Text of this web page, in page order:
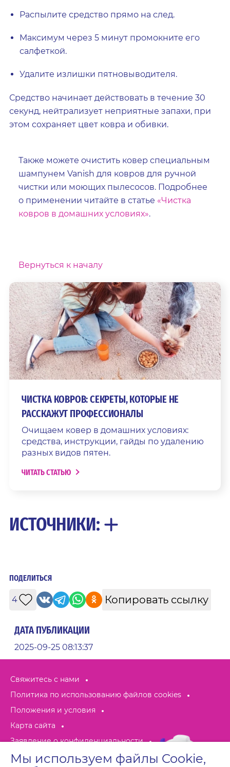
Распылите средство прямо на след.
Максимум через 5 минут промокните его
салфеткой.
Удалите излишки пятновыводителя.
Средство начинает действовать в течение 30
секунд, нейтрализует неприятные запахи, при
этом сохраняет цвет ковра и обивки.
Также можете очистить ковер специальным
шампунем Vanish для ковров для ручной
чистки или моющих пылесосов. Подробнее
о применении читайте в статье «Чистка
ковров в домашних условиях».
Вернуться к началу
ЧИСТКА КОВРОВ: СЕКРЕТЫ, КОТОРЫЕ НЕ
РАССКАЖУТ ПРОФЕССИОНАЛЫ
Очищаем ковер в домашних условиях:
средства, инструкции, гайды по удалению
разных видов пятен.
ЧИТАТЬ СТАТЬЮ
ИСТОЧНИКИ:
ПОДЕЛИТЬСЯ
4 Копировать ссылку
ДАТА ПУБЛИКАЦИИ
2025-09-25 08:13:37
Свяжитесь с нами
Политика по использованию файлов cookies
Положения и условия
Карта сайта
Заявление о конфиденциальности
Политика обработки персональных данных
Мы используем файлы Cookie,